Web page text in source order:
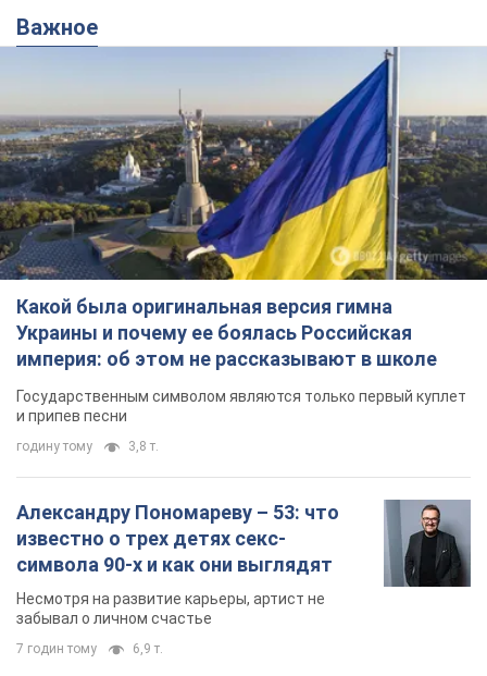
Важное
Какой была оригинальная версия гимна
Украины и почему ее боялась Российская
империя: об этом не рассказывают в школе
Государственным символом являются только первый куплет
и припев песни
годину тому 3,8 т.
Александру Пономареву – 53: что
известно о трех детях секс-
символа 90-х и как они выглядят
Несмотря на развитие карьеры, артист не
забывал о личном счастье
7 годин тому 6,9 т.